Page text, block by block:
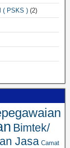
( PSKS ) (2)
Bimtek/
Jasa Camat